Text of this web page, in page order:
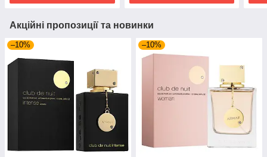
Акційні пропозиції та новинки
–10% –10%